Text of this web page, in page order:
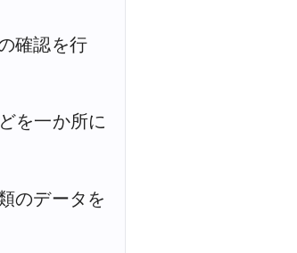
確認を行
を一か所に
のデータを